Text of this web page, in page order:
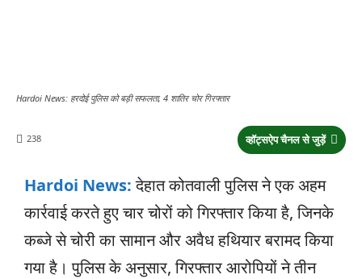
Hardoi News: हरदोई पुलिस को बड़ी सफलता, 4 शातिर चोर गिरफ्तार
व्हॉट्सऐप चैनल से जुड़ें
238
Hardoi News:देहात कोतवाली पुलिस ने एक अहम
कार्रवाई करते हुए चार चोरों को गिरफ्तार किया है, जिनके
कब्जे से चोरी का सामान और अवैध हथियार बरामद किया
गया है। पुलिस के अनुसार, गिरफ्तार आरोपियों ने तीन